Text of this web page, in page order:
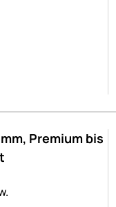
Premium bis